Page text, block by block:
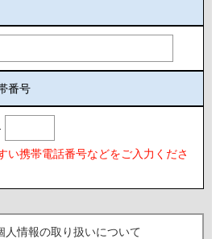
番号
い携帯電話番号などをご入力くださ
人情報の取り扱いについて